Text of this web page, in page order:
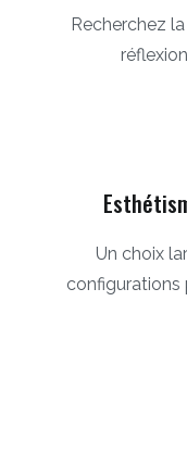
Recherchez
Un choix
configurations